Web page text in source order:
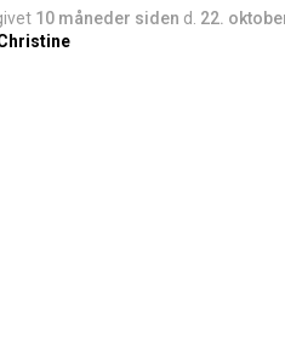
10 måneder siden d. 22.